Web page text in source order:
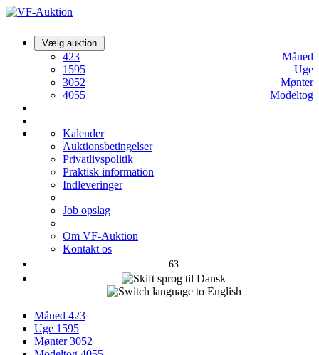
Vælg auktion
423
Måned
1595
Uge
3052
Mønter
4055
Modeltog
Kalender
Auktionsbetingelser
Privatlivspolitik
Praktisk information
Indleveringer
Job opslag
Om VF-Auktion
Kontakt os
63
Måned 423
Uge 1595
Mønter 3052